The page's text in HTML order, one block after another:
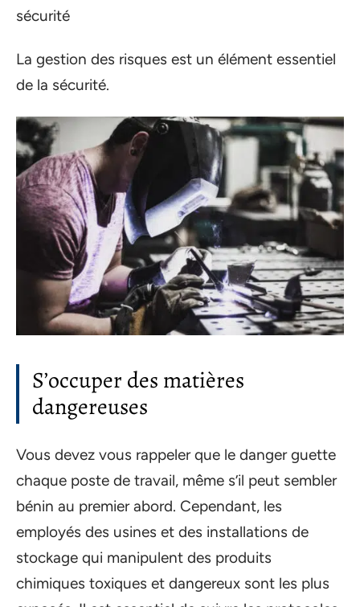
sécurité
La gestion des risques est un élément essentiel
de la sécurité.
S’occuper des matières
dangereuses
Vous devez vous rappeler que le danger guette
chaque poste de travail, même s’il peut sembler
bénin au premier abord. Cependant, les
employés des usines et des installations de
stockage qui manipulent des produits
chimiques toxiques et dangereux sont les plus